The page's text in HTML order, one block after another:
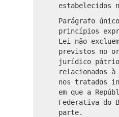
estabelecidos
Parágrafo
princípios
Lei não
previstos no
jurídico pátrio
relacionados à
nos tratados
em que a
Federativa do
parte.